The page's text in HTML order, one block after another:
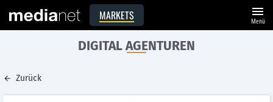
MARKETS menu
Menü
DIGITAL AGENTUREN
Zurück